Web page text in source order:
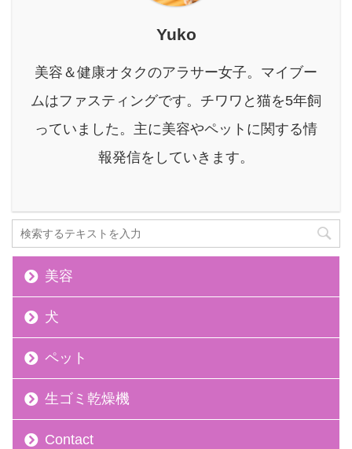
年齢とともに、私たちの
まだ早いです。 今、健康
分野で大きな注目を集め
「MRE成分」を配合した
「MREビオス」。 本記
Yuko
美容＆健康オタクのアラサー女子。マイブー
ムはファスティングです。チワワと猫を5年飼
っていました。主に美容やペットに関する情
報発信をしていきます。
美容
犬
ペット
生ゴミ乾燥機
Contact